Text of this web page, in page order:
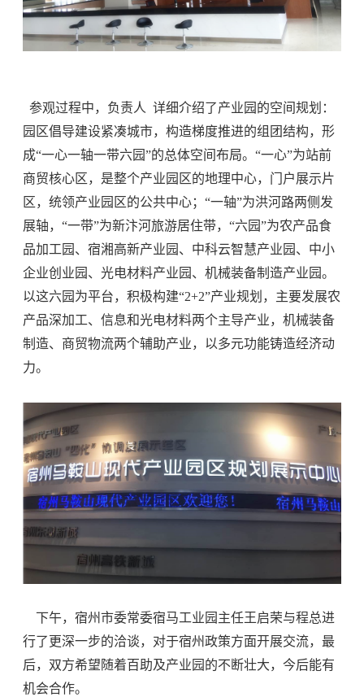
参观过程中，负责人 详细介绍了产业园的空间规划：
园区倡导建设紧凑城市，构造梯度推进的组团结构，形
成“一心一轴一带六园”的总体空间布局。“一心”为站前
商贸核心区，是整个产业园区的地理中心，门户展示片
区，统领产业园区的公共中心；“一轴”为洪河路两侧发
展轴，“一带”为新汴河旅游居住带，“六园”为农产品食
品加工园、宿湘高新产业园、中科云智慧产业园、中小
企业创业园、光电材料产业园、机械装备制造产业园。
以这六园为平台，积极构建“2+2”产业规划，主要发展农
产品深加工、信息和光电材料两个主导产业，机械装备
制造、商贸物流两个辅助产业，以多元功能铸造经济动
力。
下午，宿州市委常委宿马工业园主任王启荣与程总进
行了更深一步的洽谈，对于宿州政策方面开展交流，最
后，双方希望随着百助及产业园的不断壮大，今后能有
机会合作。